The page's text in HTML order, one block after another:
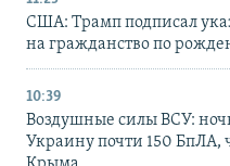
США: Трамп подписал
на гражданство по
10:39
Воздушные силы ВСУ:
Украину почти 150 БпЛА,